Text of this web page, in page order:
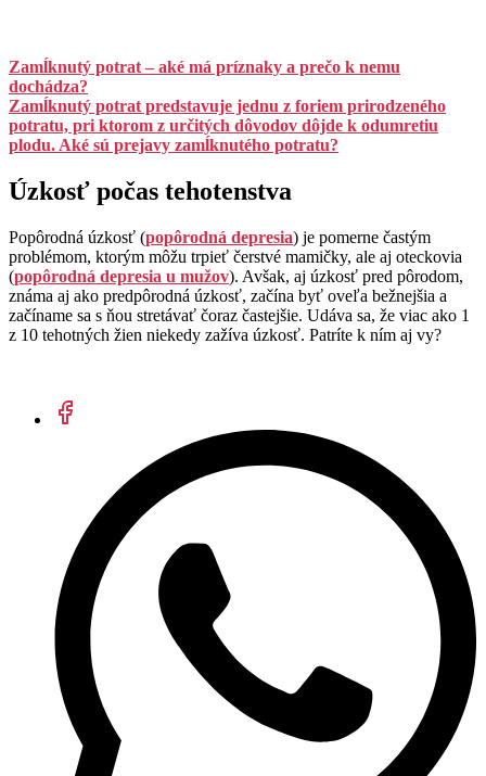
Zamĺknutý potrat – aké má príznaky a prečo k nemu
dochádza?
Zamĺknutý potrat predstavuje jednu z foriem prirodzeného
potratu, pri ktorom z určitých dôvodov dôjde k odumretiu
plodu. Aké sú prejavy zamĺknutého potratu?
Úzkosť počas tehotenstva
Popôrodná úzkosť (popôrodná depresia) je pomerne častým
problémom, ktorým môžu trpieť čerstvé mamičky, ale aj oteckovia
(popôrodná depresia u mužov). Avšak, aj úzkosť pred pôrodom,
známa aj ako predpôrodná úzkosť, začína byť oveľa bežnejšia a
začíname sa s ňou stretávať čoraz častejšie. Udáva sa, že viac ako 1
z 10 tehotných žien niekedy zažíva úzkosť. Patríte k ním aj vy?